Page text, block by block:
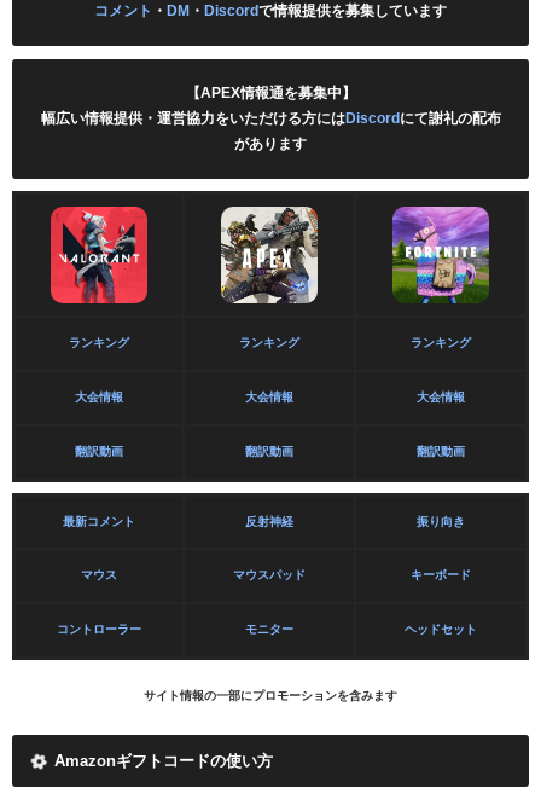
コメント ・ DM ・ Discordで情報提供を募集しています
【APEX情報通を募集中】
幅広い情報提供・運営協力をいただける方にはDiscordにて謝礼の配布
があります
ランキング ランキング ランキング
大会情報 大会情報 大会情報
翻訳動画 翻訳動画 翻訳動画
最新コメント 反射神経 振り向き
マウス マウスパッド キーボード
コントローラー モニター ヘッドセット
サイト情報の一部にプロモーションを含みます
Amazonギフトコードの使い方